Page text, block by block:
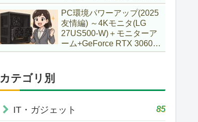
で購入していた話
PC環境パワーアップ(2025
友情編) ～4Kモニタ(LG
27US500-W)＋モニターア
ーム+GeForce RTX 3060Ti
VENTUS 2X 8G OCV1
カテゴリ別
IT・ガジェット 85